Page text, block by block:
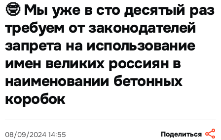
🤓 Мы уже в сто десятый раз
требуем от законодателей
запрета на использование
имен великих россиян в
наименовании бетонных
коробок
08/09/2024 14:55 Поделиться